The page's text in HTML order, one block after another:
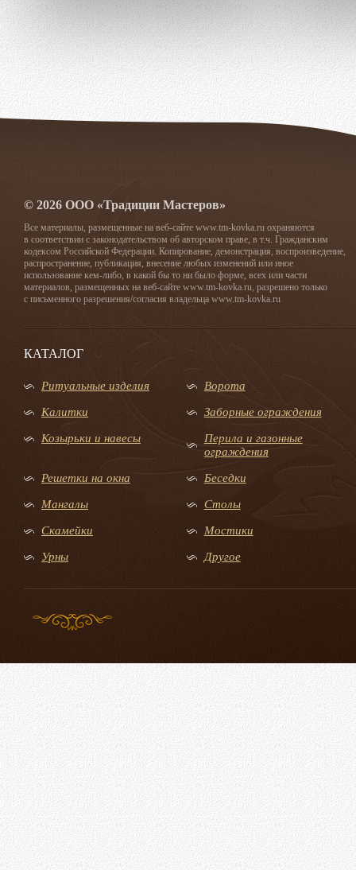
© 2026 ООО «Традиции Мастеров»
Все материалы, размещенные на веб-сайте www.tm-kovka.ru охраняются
в соответствии с законодательством об авторском праве, в т.ч. Гражданским
кодексом Российской Федерации. Копирование, демонстрация, воспроизведение,
распространение, публикация, внесение любых изменений или иное
использование кем-либо, в какой бы то ни было форме, всех или части
материалов, размещенных на веб-сайте www.tm-kovka.ru, разрешено только
с письменного разрешения/согласия владельца www.tm-kovka.ru
КАТАЛОГ
Ритуальные изделия Ворота
Калитки Заборные ограждения
Козырьки и навесы
Перила и газонные
ограждения
Решетки на окна Беседки
Мангалы Столы
Скамейки Мостики
Урны Другое